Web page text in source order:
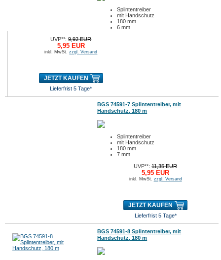
Splintentreiber
mit Handschutz
180 mm
6 mm
UVP**:9,92 EUR
5,95 EUR
inkl. MwSt.zzgl. Versand
JETZT KAUFEN
Lieferfrist 5 Tage*
BGS 74591-7 Splintentreiber, mit
Handschutz, 180 m
Splintentreiber
mit Handschutz
180 mm
7 mm
UVP**:11,35 EUR
5,95 EUR
inkl. MwSt. zzgl. Versand
JETZT KAUFEN
Lieferfrist 5 Tage*
BGS 74591-8 Splintentreiber, mit
Handschutz, 180 m